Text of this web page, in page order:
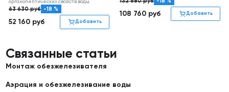
органолептических свойств воды.
63 630руб -18 %
52 160 руб Добавить
108 760 руб Добавить
Связанные статьи
Монтаж обезжелезивателя
Аэрация и обезжелезивание воды